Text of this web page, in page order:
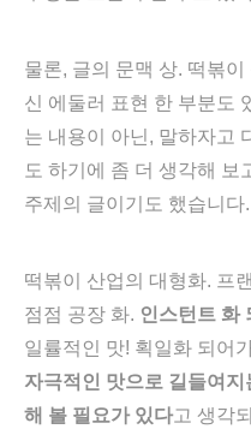
물론, 글의 문맥 상. 떡볶
신 에둘러 표현 한 부분도
는 내용이 아닌, 말하자고
도 하기에 좀 더 생각해 보
주제의 글이기도 했습니다.
떡볶이 산업의 대형화. 프
점점 공장 화. 인스턴트 화
일률적인 맛! 획일화 되어
자극적인 맛으로 길들여
해 볼 필요가 있다고 생각